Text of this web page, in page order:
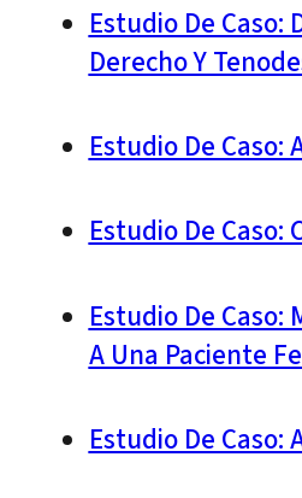
Estudio De
Derecho Y
Estudio De Caso:
Estudio De Caso:
Estudio De
A Una Paciente
Estudio De